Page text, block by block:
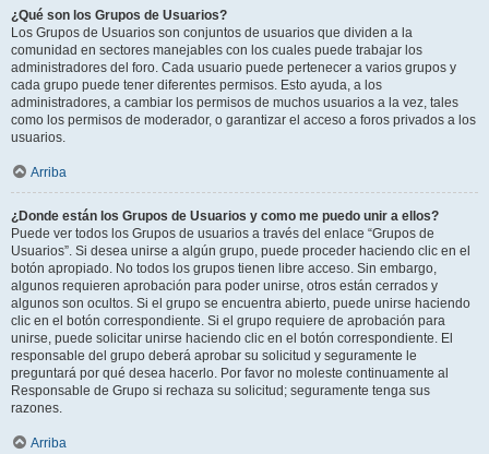
¿Qué son los Grupos de Usuarios?
Los Grupos de Usuarios son conjuntos de usuarios que dividen a la
comunidad en sectores manejables con los cuales puede trabajar los
administradores del foro. Cada usuario puede pertenecer a varios grupos y
cada grupo puede tener diferentes permisos. Esto ayuda, a los
administradores, a cambiar los permisos de muchos usuarios a la vez, tales
como los permisos de moderador, o garantizar el acceso a foros privados a los
usuarios.
Arriba
¿Donde están los Grupos de Usuarios y como me puedo unir a ellos?
Puede ver todos los Grupos de usuarios a través del enlace “Grupos de
Usuarios”. Si desea unirse a algún grupo, puede proceder haciendo clic en el
botón apropiado. No todos los grupos tienen libre acceso. Sin embargo,
algunos requieren aprobación para poder unirse, otros están cerrados y
algunos son ocultos. Si el grupo se encuentra abierto, puede unirse haciendo
clic en el botón correspondiente. Si el grupo requiere de aprobación para
unirse, puede solicitar unirse haciendo clic en el botón correspondiente. El
responsable del grupo deberá aprobar su solicitud y seguramente le
preguntará por qué desea hacerlo. Por favor no moleste continuamente al
Responsable de Grupo si rechaza su solicitud; seguramente tenga sus
razones.
Arriba